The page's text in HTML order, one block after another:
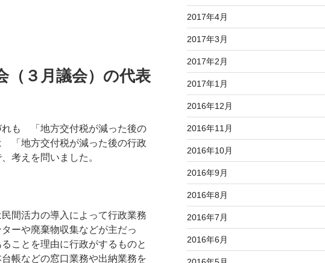
（３月議会）の代表
れも 「地方交付税が減った後の
地方交付税が減った後の行政
考えを問いました。
間活力の導入によって行政業務
ーや廃棄物収集などが主だっ
ことを理由に行政がするものと
帳などの窓口業務や出納業務を
2017年4月
2017年3月
2017年2月
2017年1月
2016年12月
2016年11月
2016年10月
2016年9月
2016年8月
2016年7月
2016年6月